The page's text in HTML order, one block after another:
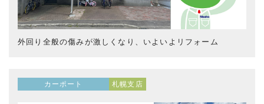
外回り全般の傷みが激しくなり、いよいよリフォーム
カーポート 札幌支店